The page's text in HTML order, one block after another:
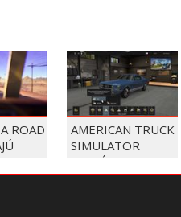
ROAD
AMERICAN TRUCK
SIMULATOR
PRIDÁ ATLAS,
KTORÝ Z JAZDY